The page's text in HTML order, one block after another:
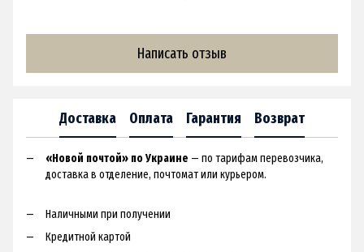
Написать отзыв
Доставка Оплата Гарантия Возврат
«Новой почтой» по Украине — по тарифам перевозчика,
доставка в отделение, почтомат или курьером.
Наличными при получении
Кредитной картой